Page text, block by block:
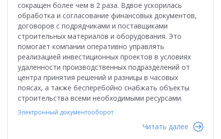
сокращен более чем в 2 раза. Вдвое ускорилась
обработка и согласование финансовых документов,
договоров с подрядчиками и поставщиками
строительных материалов и оборудования. Это
помогает компании оперативно управлять
реализацией инвестиционных проектов в условиях
удаленности производственных подразделений от
центра принятия решений и разницы в часовых
поясах, а также бесперебойно снабжать объекты
строительства всеми необходимыми ресурсами.
Электронный документооборот
Читать далее